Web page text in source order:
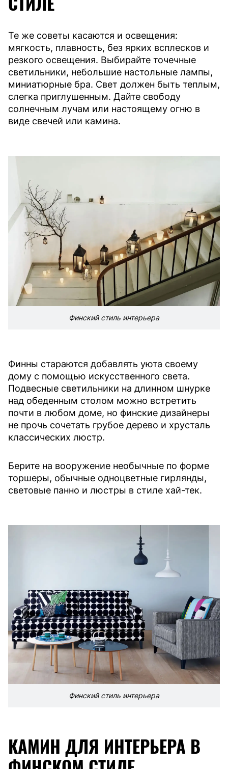
Те же советы касаются и освещения:
мягкость, плавность, без ярких всплесков и
резкого освещения. Выбирайте точечные
светильники, небольшие настольные лампы,
миниатюрные бра. Свет должен быть теплым,
слегка приглушенным. Дайте свободу
солнечным лучам или настоящему огню в
виде свечей или камина.
Финский стиль интерьера
Финны стараются добавлять уюта своему
дому с помощью искусственного света.
Подвесные светильники на длинном шнурке
над обеденным столом можно встретить
почти в любом доме, но финские дизайнеры
не прочь сочетать грубое дерево и хрусталь
классических люстр.
Берите на вооружение необычные по форме
торшеры, обычные одноцветные гирлянды,
световые панно и люстры в стиле хай-тек.
Финский стиль интерьера
КАМИН ДЛЯ ИНТЕРЬЕРА В